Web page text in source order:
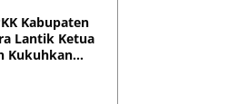
Kabupaten
Lantik Ketua
Kukuhkan
9 Kecamatan